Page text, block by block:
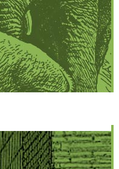
Бизнес-
книги